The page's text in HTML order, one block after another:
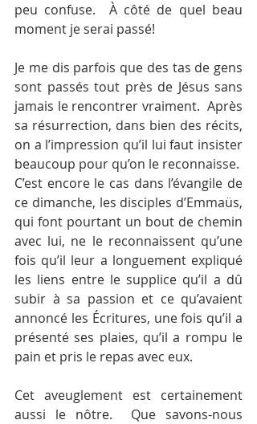
peu confuse.  À côté de quel beau
moment je serai passé!
Je me dis parfois que des tas de gens
sont passés tout près de Jésus sans
jamais le rencontrer vraiment.  Après
sa résurrection, dans bien des récits,
on a l’impression qu’il lui faut insister
beaucoup pour qu’on le reconnaisse.
C’est encore le cas dans l’évangile de
ce dimanche, les disciples d’Emmaüs,
qui font pourtant un bout de chemin
avec lui, ne le reconnaissent qu’une
fois qu’il leur a longuement expliqué
les liens entre le supplice qu’il a dû
subir à sa passion et ce qu’avaient
annoncé les Écritures, une fois qu’il a
présenté ses plaies, qu’il a rompu le
pain et pris le repas avec eux.
Cet aveuglement est certainement
aussi le nôtre.  Que savons-nous